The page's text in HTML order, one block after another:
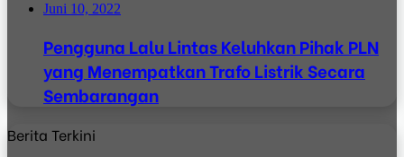
Juni 10, 2022
Pengguna Lalu Lintas Keluhkan Pihak PLN
yang Menempatkan Trafo Listrik Secara
Sembarangan
Berita Terkini